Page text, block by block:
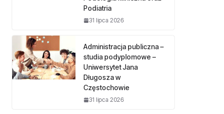
Podiatria
31 lipca 2026
Administracja publiczna –
studia podyplomowe –
Uniwersytet Jana
Długosza w
Częstochowie
31 lipca 2026